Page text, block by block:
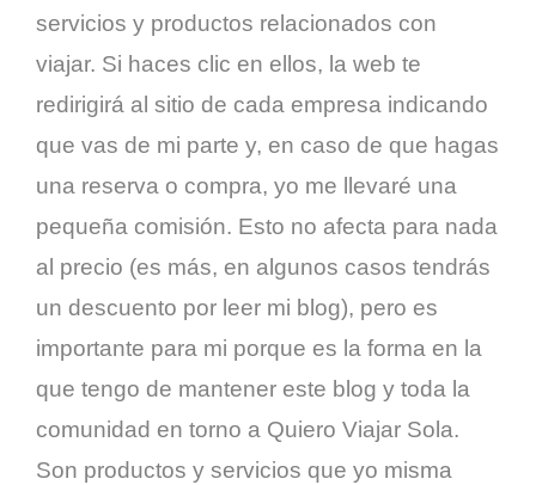
servicios y productos relacionados con
viajar. Si haces clic en ellos, la web te
redirigirá al sitio de cada empresa indicando
que vas de mi parte y, en caso de que hagas
una reserva o compra, yo me llevaré una
pequeña comisión. Esto no afecta para nada
al precio (es más, en algunos casos tendrás
un descuento por leer mi blog), pero es
importante para mi porque es la forma en la
que tengo de mantener este blog y toda la
comunidad en torno a Quiero Viajar Sola.
Son productos y servicios que yo misma